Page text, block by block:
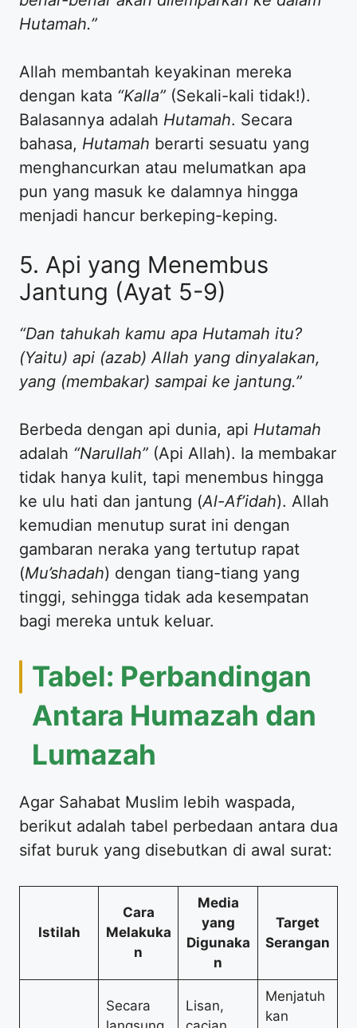
Hutamah.”
Allah membantah keyakinan mereka
dengan kata “Kalla” (Sekali-kali tidak!).
Balasannya adalah Hutamah. Secara
bahasa, Hutamah berarti sesuatu yang
menghancurkan atau melumatkan apa
pun yang masuk ke dalamnya hingga
menjadi hancur berkeping-keping.
5. Api yang Menembus
Jantung (Ayat 5-9)
“Dan tahukah kamu apa Hutamah itu?
(Yaitu) api (azab) Allah yang dinyalakan,
yang (membakar) sampai ke jantung.”
Berbeda dengan api dunia, api Hutamah
adalah “Narullah” (Api Allah). Ia membakar
tidak hanya kulit, tapi menembus hingga
ke ulu hati dan jantung (Al-Af’idah). Allah
kemudian menutup surat ini dengan
gambaran neraka yang tertutup rapat
(Mu’shadah) dengan tiang-tiang yang
tinggi, sehingga tidak ada kesempatan
bagi mereka untuk keluar.
Tabel: Perbandingan
Antara Humazah dan
Lumazah
Agar Sahabat Muslim lebih waspada,
berikut adalah tabel perbedaan antara dua
sifat buruk yang disebutkan di awal surat:
Istilah
Cara
Melakuka
n
Media
yang
Digunaka
n
Target
Serangan
Secara
Lisan,
Menjatuh
kan